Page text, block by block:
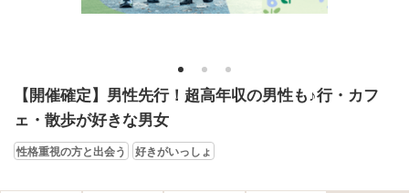
1 2 3
【開催確定】男性先行！超高年収の男性も♪行・カフ
ェ・散歩が好きな男女
性格重視の方と出会う 好きがいっしょ